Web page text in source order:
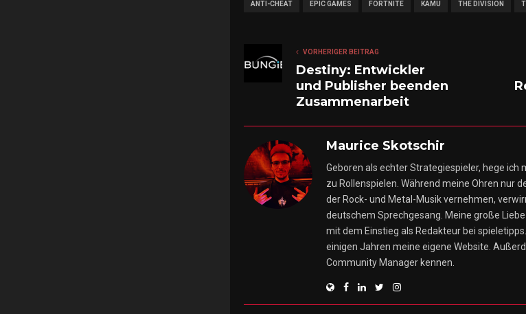
ANTI-CHEAT EPIC GAMES FORTNITE KAMU THE DIVISION
VORHERIGER BEITRAG
Destiny: Entwickler
und Publisher beenden
Zusammenarbeit
Maurice Skotschir
Geboren als echter Strategiespieler, hege ich
zu Rollenspielen. Während meine Ohren nur
der Rock- und Metal-Musik vernehmen,
deutschem Sprechgesang. Meine große
mit dem Einstieg als Redakteur bei
einigen Jahren meine eigene Website.
Community Manager kennen.